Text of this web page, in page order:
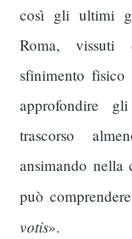
così gli ultimi
Roma, vissuti
sfinimento
approfondire
trascorso
ansimando
può
votis».